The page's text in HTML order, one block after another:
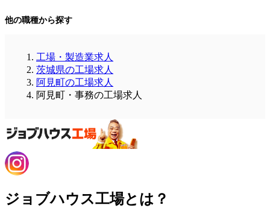
他の職種から探す
工場・製造業求人
茨城県の工場求人
阿見町の工場求人
阿見町・事務の工場求人
ジョブハウス工場とは？